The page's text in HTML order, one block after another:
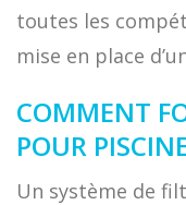
toutes les
mise en place
COMMENT
POUR
Un système de